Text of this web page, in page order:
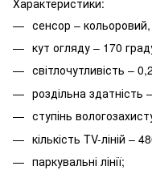
сенсор –
кут огляду – 170
світлочутливість –
роздільна здатність
ступінь
кількість TV-ліній –
паркувальні лінії;